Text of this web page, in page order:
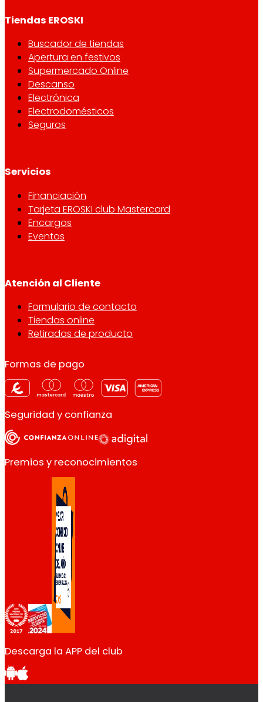
Tiendas EROSKI
Buscador de tiendas
Apertura en festivos
Supermercado Online
Descanso
Electrónica
Electrodomésticos
Seguros
Servicios
Financiación
Tarjeta EROSKI club Mastercard
Encargos
Eventos
Atención al Cliente
Formulario de contacto
Tiendas online
Retiradas de producto
Formas de pago
Seguridad y confianza
Premios y reconocimientos
Descarga la APP del club